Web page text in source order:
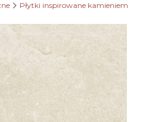
Płytki inspirowane kamieniem